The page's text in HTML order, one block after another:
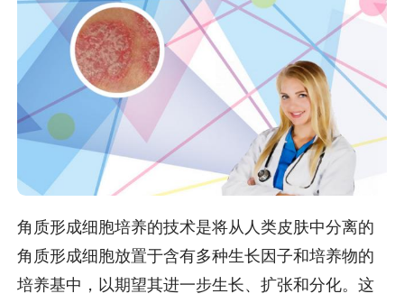
角质形成细胞培养的技术是将从人类皮肤中分离的
角质形成细胞放置于含有多种生长因子和培养物的
培养基中，以期望其进一步生长、扩张和分化。这